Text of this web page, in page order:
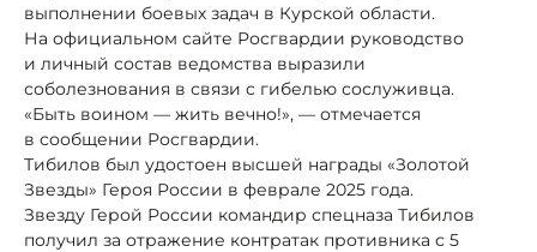
выполнении боевых задач в Курской области.
На официальном сайте Росгвардии руководство
и личный состав ведомства выразили
соболезнования в связи с гибелью сослуживца.
«Быть воином — жить вечно!», — отмечается
в сообщении Росгвардии.
Тибилов был удостоен высшей награды «Золотой
Звезды» Героя России в феврале 2025 года.
Звезду Герой России командир спецназа Тибилов
получил за отражение контратак противника с 5